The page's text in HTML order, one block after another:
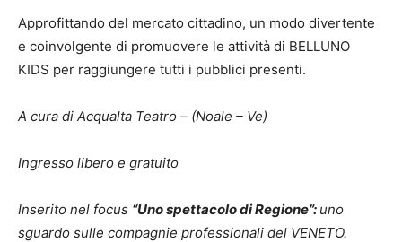
Approfittando del mercato cittadino, un modo divertente
e coinvolgente di promuovere le attività di BELLUNO
KIDS per raggiungere tutti i pubblici presenti.
A cura di Acqualta Teatro – (Noale – Ve)
Ingresso libero e gratuito
Inserito nel focus “Uno spettacolo di Regione”: uno
sguardo sulle compagnie professionali del VENETO.